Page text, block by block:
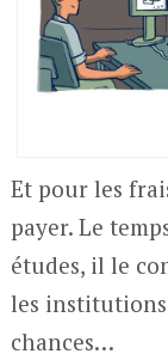
Et pour les
payer. Le
études, il le
les institutions
chances…